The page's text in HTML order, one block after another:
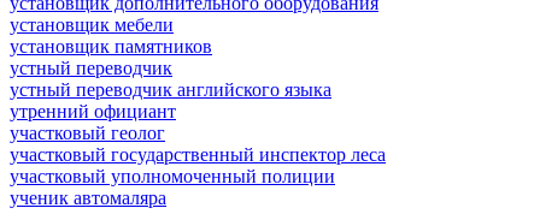
установщик мебели
установщик памятников
устный переводчик
устный переводчик английского языка
утренний официант
участковый геолог
участковый государственный инспектор леса
участковый уполномоченный полиции
ученик автомаляра